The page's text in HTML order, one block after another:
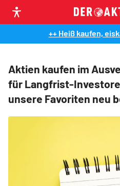
++ Heiß kaufen,
Aktien kaufen im
für Langfrist-
unsere Favoriten neu